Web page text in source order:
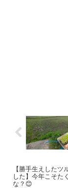
【勝手生えしたツ
した】今年こそた
な？😊